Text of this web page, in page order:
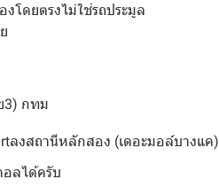
โดยตรงไม่ใช่รถประมูล
3) กทม
ลงสถานีหลักสอง (เดอะมอล์บางแค)
อลได้ครับ